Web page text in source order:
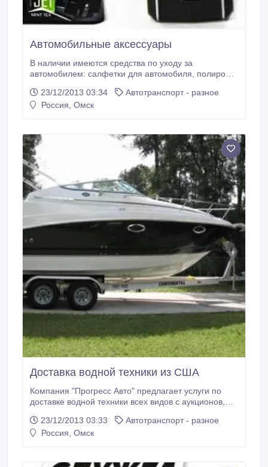
Автомобильные аксессуары
В наличии имеются средства по уходу за
автомобилем: салфетки для автомобиля, полироль
зеркал; средство для размораживания замков.
Освежители воздуха в ассортименте. Щетки для
23/12/2013 03:34
Автотранспорт - разное
Россия, Омск
Доставка водной техники из США
Компания "Прогресс Авто" предлагает услуги по
доставке водной техники всех видов с аукционов,
Огромный ассортимент техники. Наша компания
предоставляет доставку автомобилей в Омскую,
23/12/2013 03:33
Автотранспорт - разное
Россия, Омск